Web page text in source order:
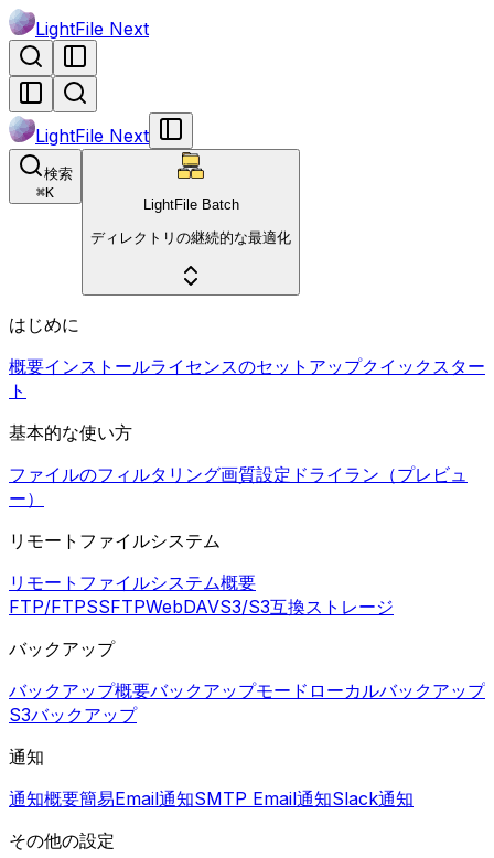
LightFile Next
LightFile Next
検索
⌘K
LightFile Batch
ディレクトリの継続的な最適化
はじめに
概要インストールライセンスのセットアップクイックスター
ト
基本的な使い方
ファイルのフィルタリング画質設定 ドライラン（プレビュ
ー）
リモートファイルシステム
リモートファイルシステム概要
FTP/FTPSSFTPWebDAVS3/S3互換ストレージ
バックアップ
バックアップ概要バックアップモード ローカルバックアップ
S3バックアップ
通知
通知概要簡易Email通知SMTP Email通知Slack通知
その他の設定